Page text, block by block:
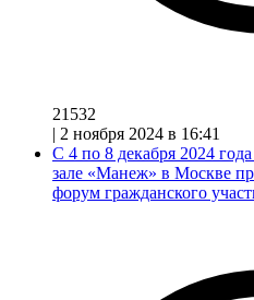
21532
| 2 ноября 2024 в 16:41
С 4 по 8 декабря 2024
зале «Манеж» в Москве
форум гражданского